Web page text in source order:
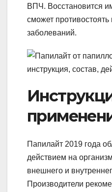
ВПЧ. Восстановится
сможет
заболеваний.
Папилайт 2019 года
действием на
внешнего и
Производители